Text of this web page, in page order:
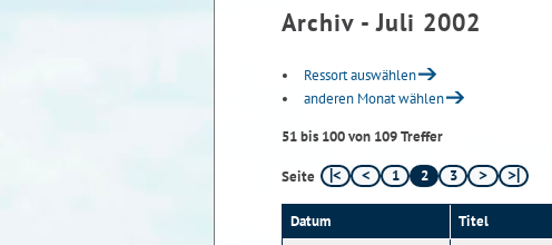
Archiv - Juli 2002
Ressort auswählen
anderen Monat wählen
51 bis 100 von 109 Treffer
Seite 1 2 3
Datum Titel